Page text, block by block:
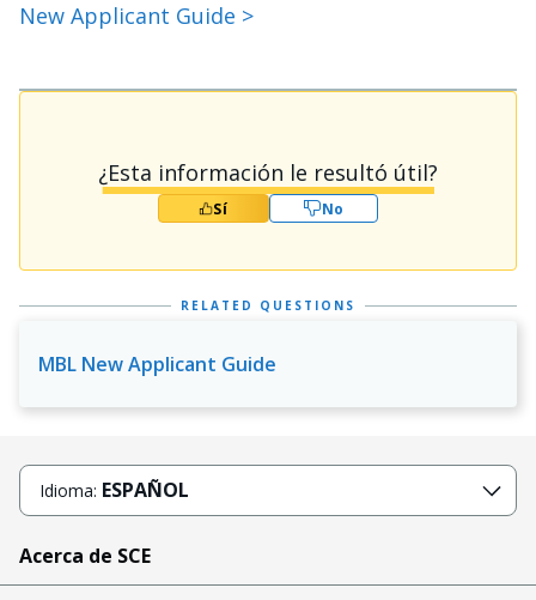
New Applicant Guide >
¿Esta información le resultó útil?
Sí No
RELATED QUESTIONS
MBL New Applicant Guide
Idioma: ESPAÑOL
Acerca de SCE